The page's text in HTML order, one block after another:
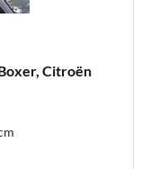
Citroën